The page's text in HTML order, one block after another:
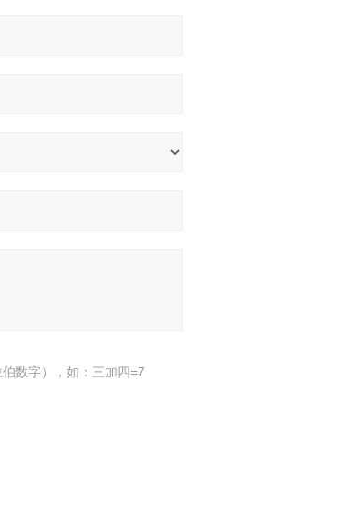
数字），如：三加四=7